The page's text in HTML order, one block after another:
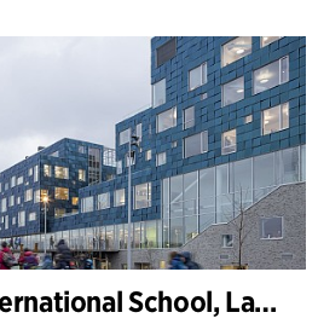
Copenhagen International School, Landschaft